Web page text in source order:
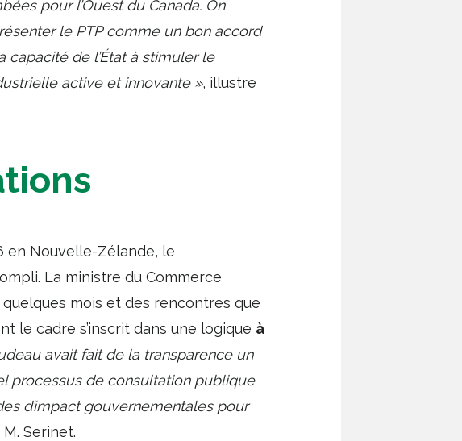
pour l’Ouest du Canada. On
le PTP comme un bon accord
capacité de l’État à stimuler le
active et innovante », illustre
en Nouvelle-Zélande, le
La ministre du Commerce
mois et des rencontres que
le cadre s’inscrit dans une logique à
avait fait de la transparence un
processus de consultation publique
d’impact gouvernementales pour
Serinet.